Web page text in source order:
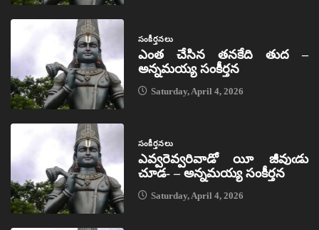
సంకీర్తనలు
ఎంత చేసిన తనకేది తుద –
అన్నమయ్య సంకీర్తన
Saturday, April 4, 2026
సంకీర్తనలు
ఎవ్వరెవ్వరివాడో యీ జీవుఁడు
చూడ- – అన్నమయ్య సంకీర్తన
Saturday, April 4, 2026